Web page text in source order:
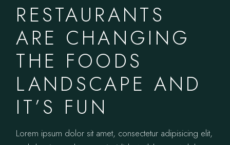
RESTAURANTS
ARE CHANGING
THE FOODS
LANDSCAPE AND
IT’S FUN
Lorem ipsum dolor sit amet, consectetur adipisicing elit,